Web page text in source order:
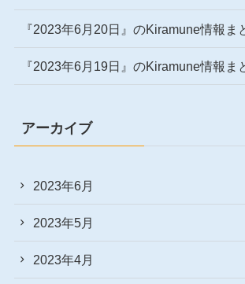
『2023年6月20日』のKiramune情報ま
『2023年6月19日』のKiramune情報ま
アーカイブ
2023年6月
2023年5月
2023年4月